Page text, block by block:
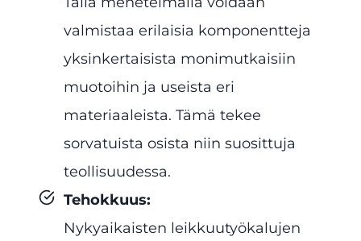
valmistaa erilaisia komponentteja
yksinkertaisista monimutkaisiin
muotoihin ja useista eri
materiaaleista. Tämä tekee
sorvatuista osista niin suosittuja
teollisuudessa.
Tehokkuus:
Nykyaikaisten leikkuutyökalujen